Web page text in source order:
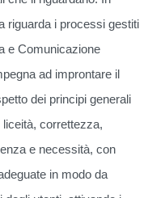
riguarda i processi gestiti
e Comunicazione
ad improntare il
dei principi generali
correttezza,
e necessità, con
in modo da